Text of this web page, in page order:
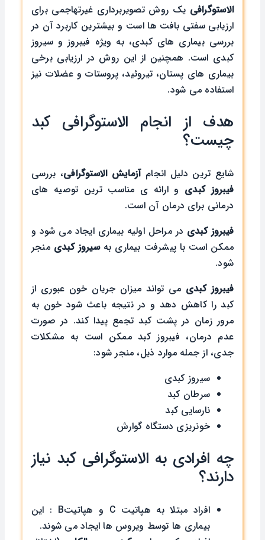
الاستوگرافییک روش تصویربرداری غیرتهاجمی برای
ارزیابی سفتی بافت‌ ها است و بیشترین کاربرد آن در
بررسی بیماری ‌های کبدی، به‌ ویژه فیبروز و سیروز
کبدی است. همچنین از این روش در ارزیابی برخی
بیماری‌ های پستان، تیروئید، پروستات و عضلات نیز
استفاده می ‌شود.
هدف از انجام الاستوگرافی کبد
چیست؟
شایع ترین دلیل انجامآزمایش الاستوگرافی، بررسی
فیبروز کبدیو ارائه ی مناسب ترین توصیه های
درمانی برای درمان آن است.
فیبروز کبدیدر مراحل اولیه بیماری ایجاد می شود و
ممکن است با پیشرفت بیماری بهسیروز کبدیمنجر
شود.
فیبروز کبدیمی تواند میزان جریان خون عبوری از
کبد را کاهش دهد و در نتیجه باعث شود خون به
مرور زمان در پشت کبد تجمع پیدا کند. در صورت
عدم درمان، فیبروز کبد ممکن است به مشکلات
جدی، از جمله موارد ذیل، منجر شود:
سیروز کبدی
سرطان کبد
نارسایی کبد
خونریزی دستگاه گوارش
چه افرادی به الاستوگرافی کبد نیاز
دارند؟
افراد مبتلا به هپاتیت C و هپاتیتB : این
بیماری ها توسط ویروس ها ایجاد می شوند.